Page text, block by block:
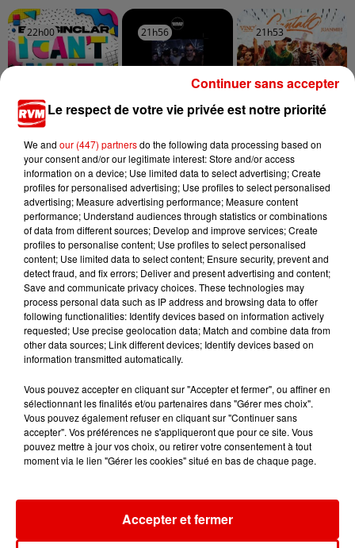
22h00
22h00
I Can't Wait
21h56
21h56
Rock To The Beat
21h53
21h53
Cantalo
L'ACTU DES ARDENNES
Le respect de votre vie privée est notre priorité
We and our (447) partnersdo the following data processing based on
your consent and/or our legitimate interest: Store and/or access
information on a device; Use limited data to select advertising; Create
profiles for personalised advertising; Use profiles to select personalised
advertising; Measure advertising performance; Measure content
performance; Understand audiences through statistics or combinations
of data from different sources; Develop and improve services; Create
profiles to personalise content; Use profiles to select personalised
content; Use limited data to select content; Ensure security, prevent and
detect fraud, and fix errors; Deliver and present advertising and content;
Save and communicate privacy choices. These technologies may
process personal data such as IP address and browsing data to offer
following functionalities: Identify devices based on information actively
requested; Use precise geolocation data; Match and combine data from
other data sources; Link different devices; Identify devices based on
information transmitted automatically.
Vous pouvez accepter en cliquant sur "Accepter et fermer", ou affiner en
sélectionnant les finalités et/ou partenaires dans "Gérer mes choix".
Vous pouvez également refuser en cliquant sur "Continuer sans
accepter". Vos préférences ne s'appliqueront que pour ce site. Vous
pouvez mettre à jour vos choix, ou retirer votre consentement à tout
moment via le lien "Gérer les cookies" situé en bas de chaque page.
Accepter et fermer
Continuer sans accepter